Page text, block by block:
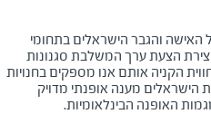
והגבר הישראלים בתחומי
יצירת הצעת ערך המשלבת סגנונות
הקניה אותם אנו מספקים בחנויות
הישראלים מענה אופנתי מדויק
האופנה הבינלאומיות.